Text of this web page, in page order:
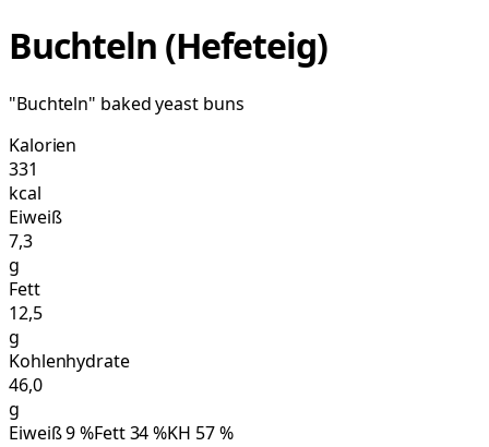
Buchteln (Hefeteig)
"Buchteln" baked yeast buns
Kalorien
331
kcal
Eiweiß
7,3
g
Fett
12,5
g
Kohlenhydrate
46,0
g
Eiweiß9%Fett34%KH 57%